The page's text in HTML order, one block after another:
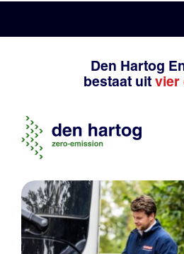
Den Hartog
bestaat uit vier